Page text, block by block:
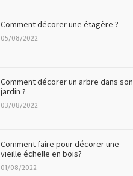
Comment décorer une étagère ?
05/08/2022
Comment décorer un arbre dans son
jardin ?
03/08/2022
Comment faire pour décorer une
vieille échelle en bois?
01/08/2022